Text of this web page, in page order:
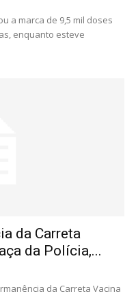
a marca de 9,5 mil doses
enquanto esteve
da Carreta
da Polícia,...
da Carreta Vacina